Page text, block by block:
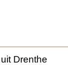
Drenthe